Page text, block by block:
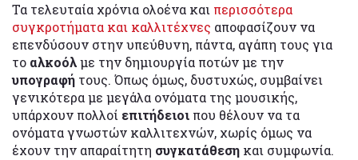
Τα τελευταία χρόνια ολοένα και περισσότερα
συγκροτήματα και καλλιτέχνες αποφασίζουν να
επενδύσουν στην υπεύθυνη, πάντα, αγάπη τους για
το αλκοόλμε την δημιουργία ποτών με την
υπογραφή τους. Όπως όμως, δυστυχώς, συμβαίνει
γενικότερα με μεγάλα ονόματα της μουσικής,
υπάρχουν πολλοί επιτήδειοι που θέλουν να τα
ονόματα γνωστών καλλιτεχνών, χωρίς όμως να
έχουν την απαραίτητη συγκατάθεση και συμφωνία.